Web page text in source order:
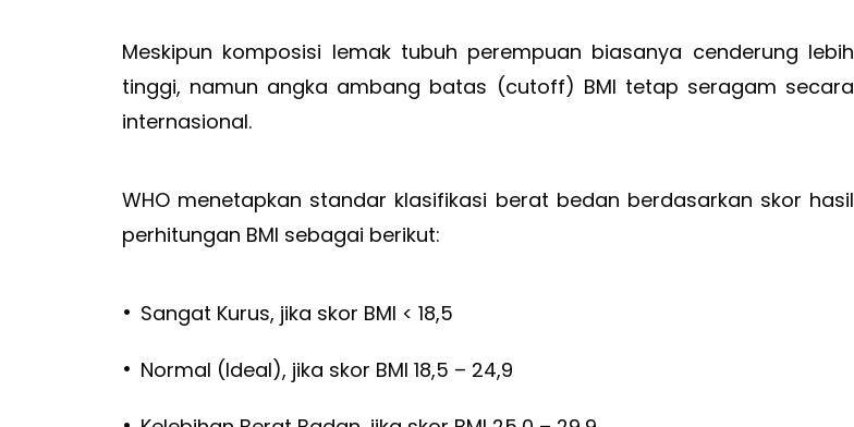
Meskipun komposisi lemak tubuh perempuan biasanya cenderung lebih
tinggi, namun angka ambang batas (cutoff) BMI tetap seragam secara
internasional.
WHO menetapkan standar klasifikasi berat bedan berdasarkan skor hasil
perhitungan BMI sebagai berikut:
• Sangat Kurus, jika skor BMI < 18,5
• Normal (Ideal), jika skor BMI 18,5 – 24,9